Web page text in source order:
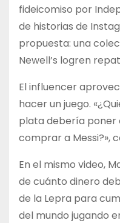
fideicomiso por
de historias de
propuesta: una
Newell’s logren
El influencer
hacer un juego.
plata debería poner
comprar a Messi?»,
En el mismo video,
de cuánto dinero
de la Lepra para
del mundo jugando